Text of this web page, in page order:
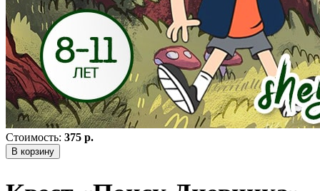
Стоимость: 375 р.
В корзину